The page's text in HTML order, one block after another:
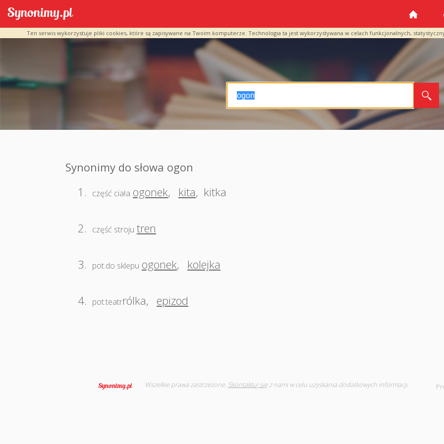
Ten serwis wykorzystuje pliki cookies, które są zapisywane na Twoim komputerze. Technologia ta jest wykorzystywana w celach funkcjonalnych,
Synonimy do słowa ogon
1.
część ciała ogonek, kita, kitka
2. część stroju tren
3. pot.do sklepu ogonek, kolejka
4. pot.teatrrólka, epizod
Wszelkie prawa zastrzeżone. Skontaktuj sięz nami w celu uzyskania dodatkowych informacji